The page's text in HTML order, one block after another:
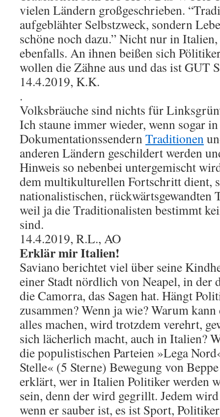
vielen Ländern großgeschrieben.
aufgeblähter Selbstzweck, sondern
schöne noch dazu.” Nicht nur in
ebenfalls. An ihnen beißen sich
wollen die Zähne aus und das ist GUT
14.4.2019, K.K.
.
Volksbräuche sind nichts für
Ich staune immer wieder, wenn sogar
DokumentationssendernTraditionen
anderen Ländern geschildert werden
Hinweis so nebenbei untergemischt
dem multikulturellen Fortschritt dient,
nationalistischen, rückwärtsgewandten
weil ja die Traditionalisten bestimmt
sind.
14.4.2019, R.L., AO
Erklär mir Italien!
Saviano berichtet viel über seine
einer Stadt nördlich von Neapel, in der
die Camorra, das Sagen hat. Hängt
zusammen? Wenn ja wie? Warum
alles machen, wird trotzdem verehrt,
sich lächerlich macht, auch in Italien?
die populistischen Parteien »Lega
Stelle« (5 Sterne) Bewegung von
erklärt, wer in Italien Politiker werden
sein, denn der wird gegrillt. Jedem wird
wenn er sauber ist, es ist Sport,